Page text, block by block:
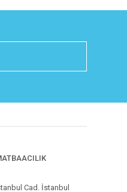
Cad. İstanbul